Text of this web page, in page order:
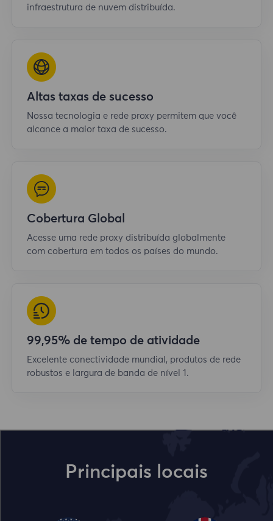
infraestrutura de nuvem distribuída.
Altas taxas de sucesso
Nossa tecnologia e rede proxy permitem que você
alcance a maior taxa de sucesso.
Cobertura Global
Acesse uma rede proxy distribuída globalmente
com cobertura em todos os países do mundo.
99,95% de tempo de atividade
Excelente conectividade mundial, produtos de rede
robustos e largura de banda de nível 1.
Principais locais